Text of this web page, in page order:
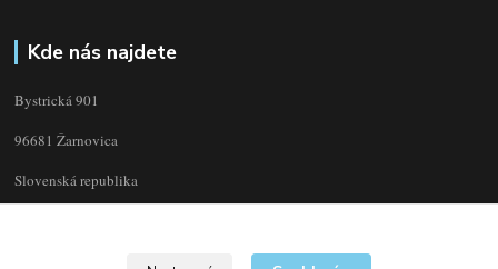
Kde nás najdete
Bystrická 901
96681 Žarnovica
Slovenská republika